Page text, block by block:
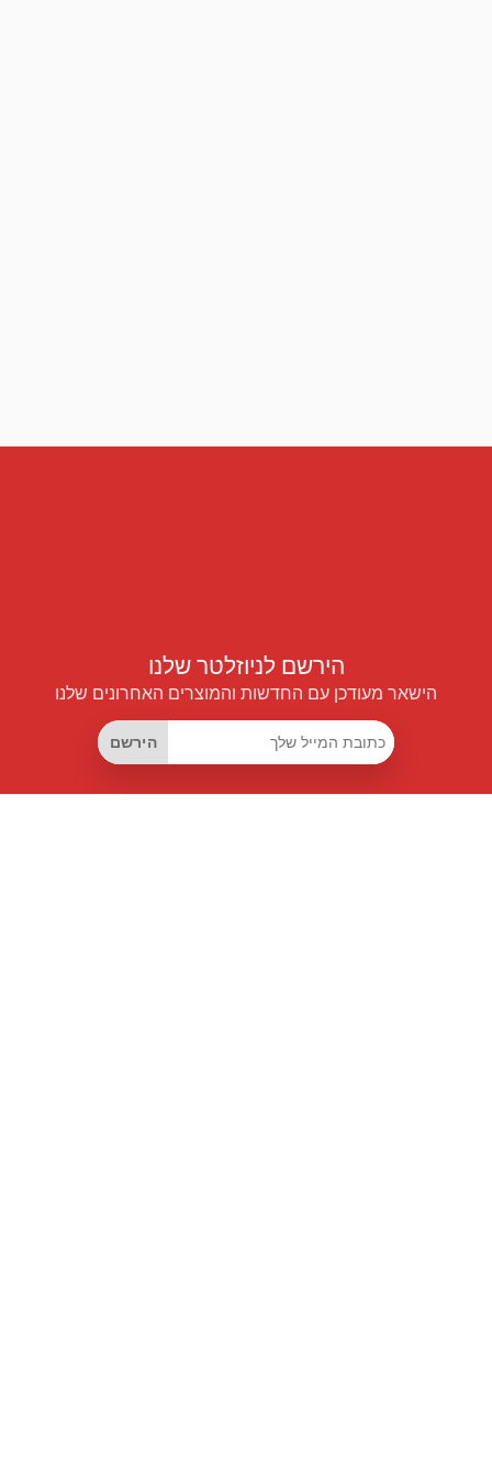
הירשם לניוזלטר שלנו
הישאר מעודכן עם החדשות והמוצרים האחרונים שלנו
הירשם